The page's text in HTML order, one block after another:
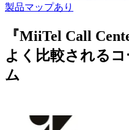
製品マップあり
『MiiTel Call
よく比較される
ム